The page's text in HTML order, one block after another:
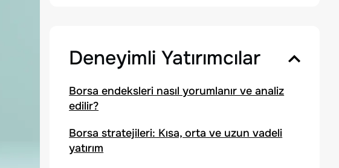
Deneyimli Yatırımcılar
Borsa endeksleri nasıl yorumlanır ve analiz
edilir?
Borsa stratejileri: Kısa, orta ve uzun vadeli
yatırım